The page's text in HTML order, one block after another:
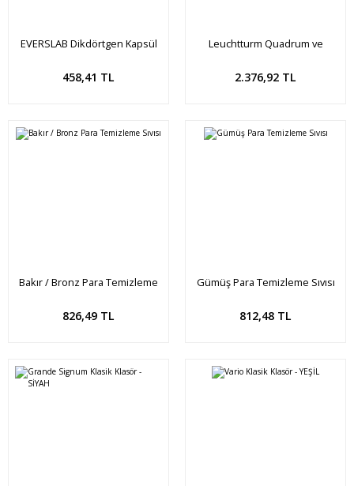
EVERSLAB Dikdörtgen Kapsül
458,41 TL
Sepete Ekle
Leuchtturm Quadrum ve
Presidio
2.376,92 TL
Sepete Ekle
Bakır / Bronz Para Temizleme
826,49 TL
Sepete Ekle
Gümüş Para Temizleme Sıvısı
812,48 TL
Sepete Ekle